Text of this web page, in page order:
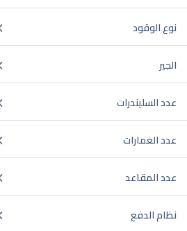
نوع الوقود
الجير
عدد السليندرات
عدد الغمارات
عدد المقاعد
نظام الدفع